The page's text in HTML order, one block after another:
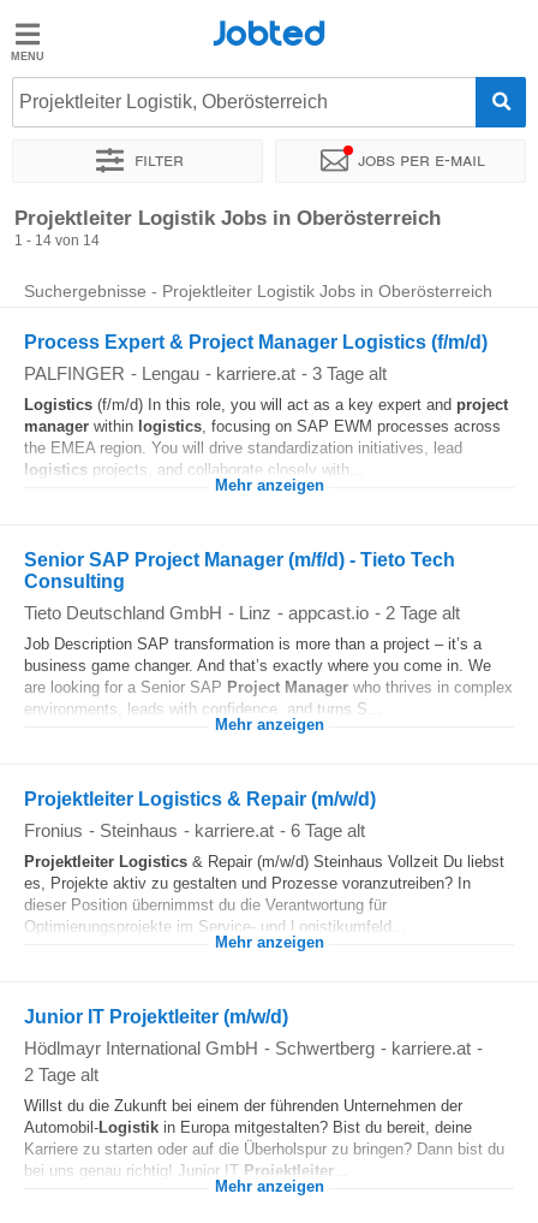
Jobted
Jobs
Jobted
Projektleiter Logistik, Oberösterreich
Filter Jobs per e-mail
Sortieren nach Unternehmen Zeitintensität
Projektleiter Logistik Jobs in Oberösterreich
1 - 14 von 14
Suchergebnisse - Projektleiter Logistik Jobs in Oberösterreich
Process Expert & Project Manager Logistics (f/m/d)
PALFINGER - Lengau - karriere.at - 3 Tage alt
Logistics (f/m/d) In this role, you will act as a key expert and project
manager within logistics, focusing on SAP EWM processes across
the EMEA region. You will drive standardization initiatives, lead
logistics projects, and collaborate closely with...
Mehr anzeigen
Senior SAP Project Manager (m/f/d) - Tieto Tech
Consulting
Tieto Deutschland GmbH - Linz - appcast.io - 2 Tage alt
Job Description SAP transformation is more than a project – it’s a
business game changer. And that’s exactly where you come in. We
are looking for a Senior SAP Project Manager who thrives in complex
environments, leads with confidence, and turns S...
Mehr anzeigen
Projektleiter Logistics & Repair (m/w/d)
Fronius - Steinhaus - karriere.at - 6 Tage alt
Projektleiter Logistics & Repair (m/w/d) Steinhaus Vollzeit Du liebst
es, Projekte aktiv zu gestalten und Prozesse voranzutreiben? In
dieser Position übernimmst du die Verantwortung für
Optimierungsprojekte im Service- und Logistikumfeld...
Mehr anzeigen
Junior IT Projektleiter (m/w/d)
Hödlmayr International GmbH - Schwertberg - karriere.at -
2 Tage alt
Willst du die Zukunft bei einem der führenden Unternehmen der
Automobil-Logistik in Europa mitgestalten? Bist du bereit, deine
Karriere zu starten oder auf die Überholspur zu bringen? Dann bist du
bei uns genau richtig! Junior IT Projektleiter
Mehr anzeigen